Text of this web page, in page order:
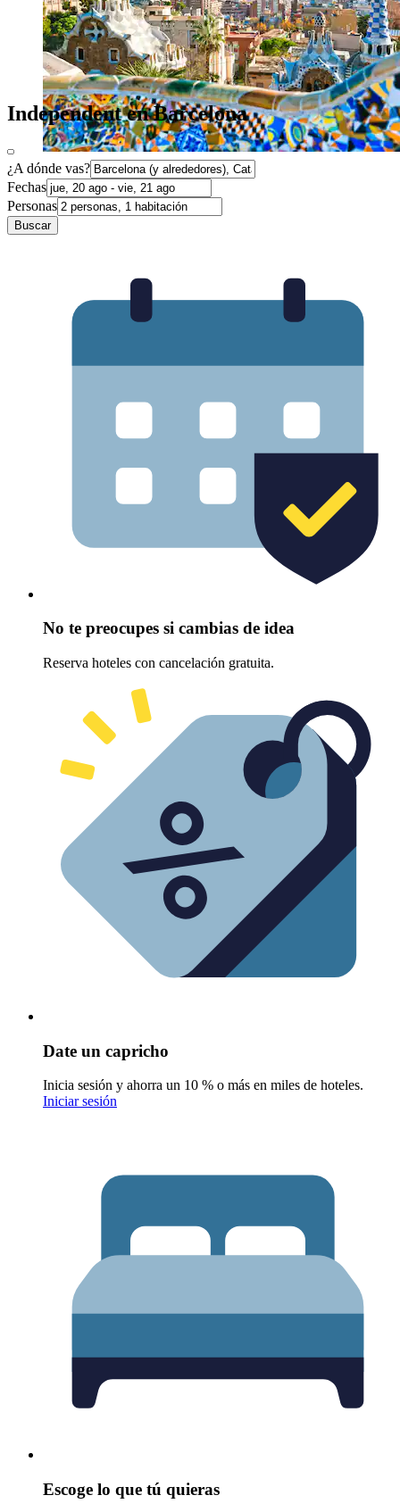
Independent en Barcelona
¿A dónde vas?
Fechas
Personas
Buscar
No te preocupes si cambias de idea
Reserva hoteles con cancelación gratuita.
Date un capricho
Inicia sesión y ahorra un 10 % o más en miles de hoteles.
Iniciar sesión
Escoge lo que tú quieras